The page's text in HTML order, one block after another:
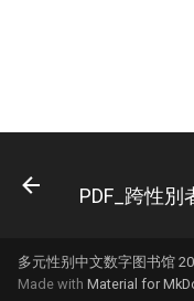
多元性别中文数字图书馆
Made with Material for